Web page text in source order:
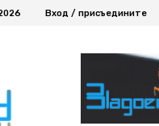
Вход / присъедините